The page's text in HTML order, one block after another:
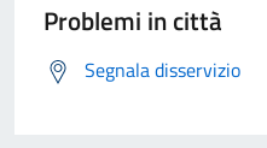
Problemi in città
Segnala disservizio